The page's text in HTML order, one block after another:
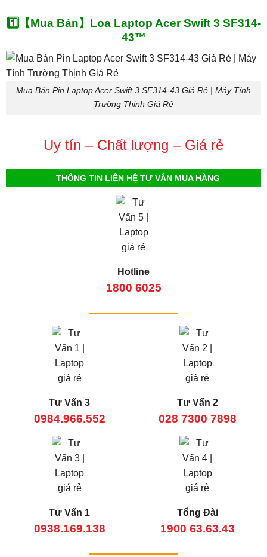
1️⃣【Mua Bán】Loa Laptop Acer Swift 3 SF314-
43™
Mua Bán Pin Laptop Acer Swift 3 SF314-43 Giá Rẻ | Máy Tính
Trường Thịnh Giá Rẻ
Uy tín – Chất lượng – Giá rẻ
THÔNG TIN LIÊN HỆ TƯ VẤN MUA HÀNG
Hotline
1800 6025
Tư Vấn 3
0984.966.552
Tư Vấn 2
028 7300 7898
Tư Vấn 1
0938.169.138
Tổng Đài
1900 63.63.43